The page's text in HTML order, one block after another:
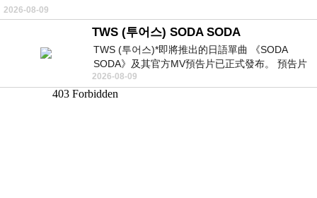
2026-08-09
TWS (투어스) SODA SODA
TWS (투어스)*即將推出的日語單曲 《SODA
SODA》及其官方MV預告片已正式發布。 預告片
一經發布， 就引發了粉絲們對這次夏季回
2026-08-09